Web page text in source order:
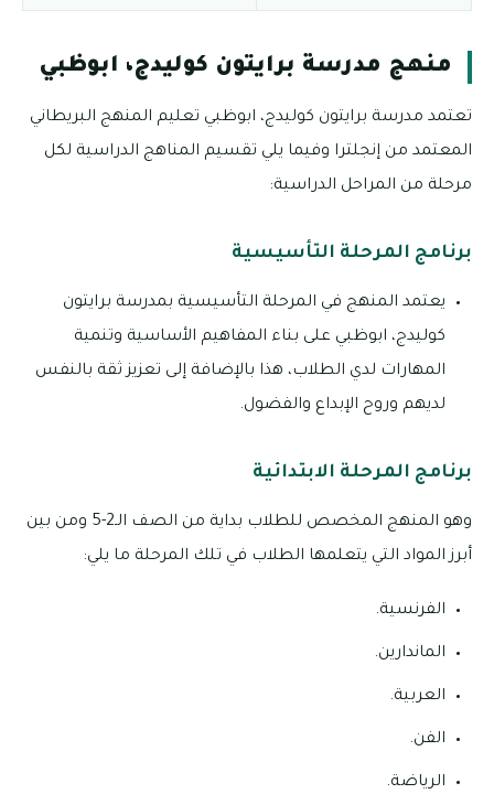
منهج مدرسة برايتون كوليدج، ابوظبي
تعتمد مدرسة برايتون كوليدج، ابوظبي تعليم المنهج البريطاني
المعتمد من إنجلترا وفيما يلي تقسيم المناهج الدراسية لكل
مرحلة من المراحل الدراسية:
برنامج المرحلة التأسيسية
يعتمد المنهج في المرحلة التأسيسية بمدرسة برايتون
كوليدج، ابوظبي على بناء المفاهيم الأساسية وتنمية
المهارات لدي الطلاب، هذا بالإضافة إلى تعزيز ثقة بالنفس
لديهم وروح الإبداع والفضول.
برنامج المرحلة الابتدائية
وهو المنهج المخصص للطلاب بداية من الصف الـ2-5 ومن بين
أبرز المواد التي يتعلمها الطلاب في تلك المرحلة ما يلي:
الفرنسية.
الماندارين.
العربية.
الفن.
الرياضة.